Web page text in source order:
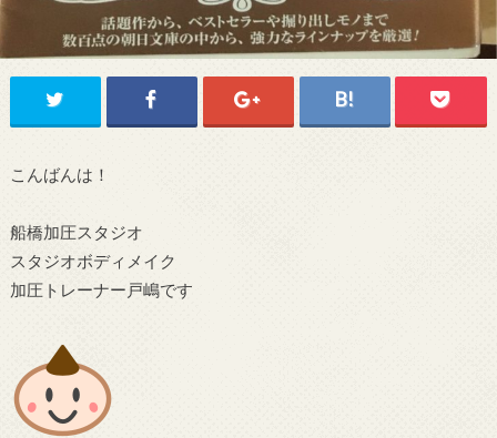
こんばんは！
船橋加圧スタジオ
スタジオボディメイク
加圧トレーナー戸嶋です